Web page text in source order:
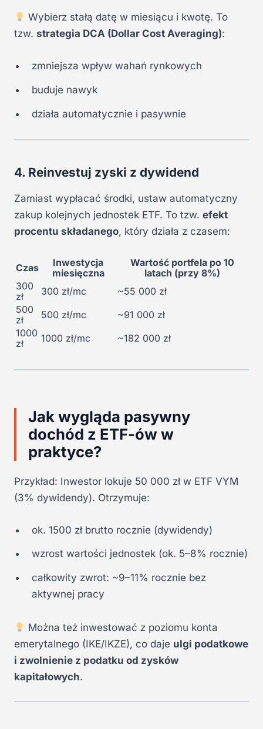
Wybierz stałą datę w miesiącu i kwotę. To
tzw. strategia DCA (Dollar Cost Averaging):
zmniejsza wpływ wahań rynkowych
buduje nawyk
działa automatycznie i pasywnie
4. Reinvestuj zyski z dywidend
Zamiast wypłacać środki, ustaw automatyczny
zakup kolejnych jednostek ETF. To tzw. efekt
procentu składanego, który działa z czasem:
Czas
Inwestycja
miesięczna
Wartość portfela po 10
latach (przy 8%)
300
zł
300 zł/mc
~55 000 zł
500
zł
500 zł/mc
~91 000 zł
1000
zł
1000 zł/mc ~182 000 zł
Jak wygląda pasywny
dochód z ETF-ów w
praktyce?
Przykład: Inwestor lokuje 50 000 zł w ETF VYM
(3% dywidendy). Otrzymuje:
ok. 1500 zł brutto rocznie (dywidendy)
wzrost wartości jednostek (ok. 5–8% rocznie)
całkowity zwrot: ~9–11% rocznie bez
aktywnej pracy
Można też inwestować z poziomu konta
emerytalnego (IKE/IKZE), co daje ulgi podatkowe
i zwolnienie z podatku od zysków
kapitałowych.